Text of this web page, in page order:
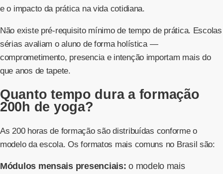
e o impacto da prática na vida cotidiana.
Não existe pré-requisito mínimo de tempo de prática. Escolas
sérias avaliam o aluno de forma holística —
comprometimento, presencia e intenção importam mais do
que anos de tapete.
Quanto tempo dura a formação
200h de yoga?
As 200 horas de formação são distribuídas conforme o
modelo da escola. Os formatos mais comuns no Brasil são:
Módulos mensais presenciais: o modelo mais